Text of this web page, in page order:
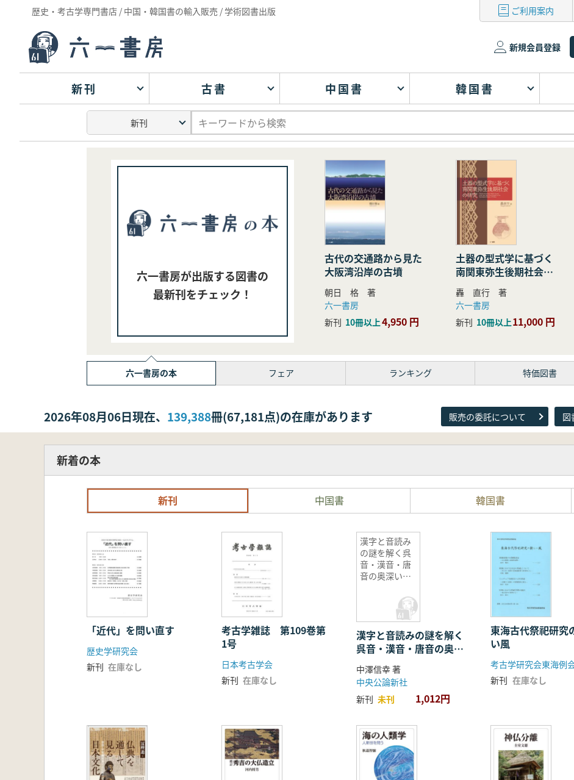
歴史・考古学専門書店 / 中国・韓国書の輸入販売 / 学術図書出版 ご利用案内
新規会員登録
新刊 古書 中国書 韓国書
六一書房が出版する図書の
最新刊をチェック！
古代の交通路から見た
大阪湾沿岸の古墳
朝日 格 著
六一書房
新刊 10冊以上4,950 円
土器の型式学に基づく
南関東弥生後期社会の
研究
轟 直行 著
六一書房
新刊 10冊以上11,000 円
六一書房の本 フェア ランキング 特価図書
2026年08月06日現在、 139,388冊(67,181点)の在庫があります 販売の委託について 図
新着の本
新刊 中国書 韓国書
「近代」を問い直す
歴史学研究会
新刊 在庫なし
考古学雑誌 第109巻第
1号
日本考古学会
新刊 在庫なし
漢字と音読み
の謎を解く呉
音・漢音・唐
音の奥深い世
漢字と音読みの謎を解く
呉音・漢音・唐音の奥深
い世界
中澤信幸 著
中央公論新社
新刊 未刊 1,012円
東海古代祭祀研究
い風
考古学研究会東海例
新刊 在庫なし